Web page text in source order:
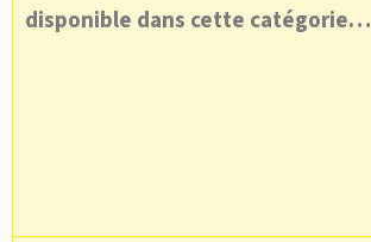
disponible dans cette catégorie…